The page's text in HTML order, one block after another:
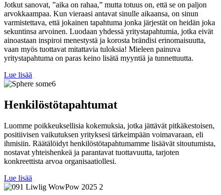
Jotkut sanovat, ”aika on rahaa,” mutta totuus on, että se on paljon
arvokkaampaa. Kun vieraasi antavat sinulle aikaansa, on sinun
varmistettava, että jokainen tapahtuma jonka järjestät on heidän joka
sekuntinsa arvoinen. Luodaan yhdessä yritystapahtumia, jotka eivät
ainoastaan ​​inspiroi menestystä ja korosta brändisi erinomaisuutta,
vaan myös tuottavat mitattavia tuloksia! Mieleen painuva
yritystapahtuma on paras keino lisätä myyntiä ja tunnettuutta.
Lue lisää
Henkilöstötapahtumat
Luomme poikkeuksellisia kokemuksia, jotka jättävät pitkäkestoisen,
positiivisen vaikutuksen yrityksesi tärkeimpään voimavaraan, eli
ihmisiin. Räätälöidyt henkilöstötapahtumamme lisäävät sitoutumista,
nostavat yhteishenkeä ja parantavat tuottavuutta, tarjoten
konkreettista arvoa organisaatiollesi.
Lue lisää